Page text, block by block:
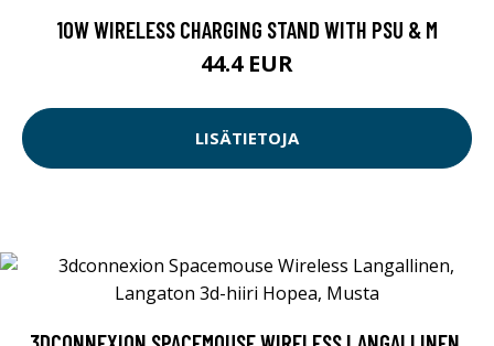
10W WIRELESS CHARGING STAND WITH PSU & M
44.4 EUR
LISÄTIETOJA